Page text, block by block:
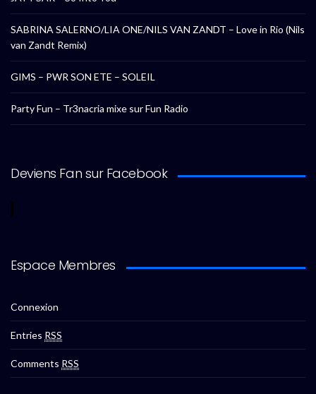
SABRINA SALERNO/LIA ONE/NILS VAN ZANDT – Love in Rio (Nils
van Zandt Remix)
GIMS – PWR SON ETE – SOLEIL
Party Fun – Tr3nacria mixe sur Fun Radio
Deviens Fan sur Facebook
Espace Membres
Connexion
Entries RSS
Comments RSS